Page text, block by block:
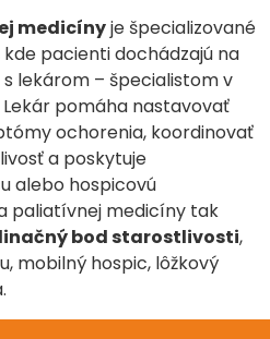
medicínyje špecializované
pacienti dochádzajú na
lekárom – špecialistom v
pomáha nastavovať
ochorenia, koordinovať
a poskytuje
alebo hospicovú
paliatívnej medicíny tak
bod starostlivosti,
mobilný hospic, lôžkový